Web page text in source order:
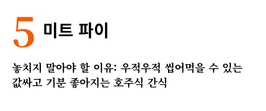
5 미트 파이
놓치지 말아야 할 이유: 우적우적 씹어먹을 수 있는
값싸고 기분 좋아지는 호주식 간식